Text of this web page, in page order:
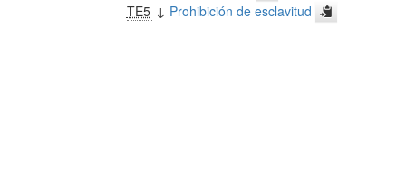
TE5 ↓ Prohibición de esclavitud